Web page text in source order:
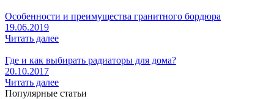
Особенности и преимущества гранитного бордюра
19.06.2019
Читать далее
Где и как выбирать радиаторы для дома?
20.10.2017
Читать далее
Популярные статьи